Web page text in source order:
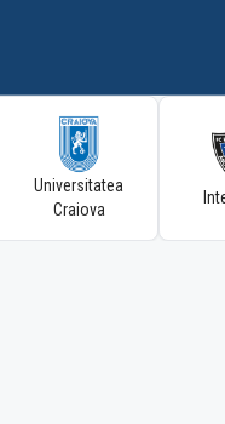
Universitatea
Craiova